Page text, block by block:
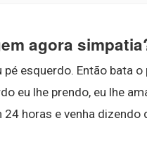
agora
esquerdo. Então bata
eu lhe prendo, eu lhe
horas e venha